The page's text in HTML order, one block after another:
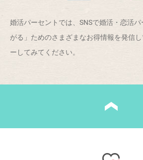
婚活パーセントでは、SNSで婚活・恋活
がる」ためのさまざまなお得情報を発信
ーしてみてください。